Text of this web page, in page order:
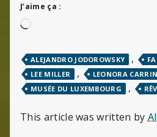
J’aime ça :
Chargement…
ALEJANDRO JODOROWSKY ,
LEE MILLER , LEONORA
MUSÉE DU LUXEMBOURG ,
This article was written by